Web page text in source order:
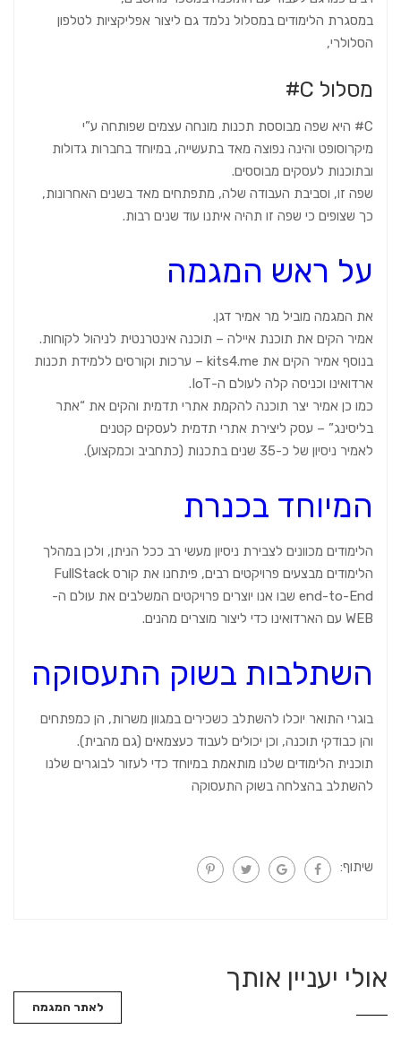
במסגרת הלימודים במסלול נלמד גם ליצור אפליקציות לטלפון
הסלולרי,
מסלול C#
C# היא שפה מבוססת תכנות מונחה עצמים שפותחה ע”י
מיקרוסופט והינה נפוצה מאד בתעשייה, במיוחד בחברות גדולות
ובתוכנות לעסקים מבוססים.
שפה זו, וסביבת העבודה שלה, מתפתחים מאד בשנים האחרונות,
כך שצופים כי שפה זו תהיה איתנו עוד שנים רבות.
על ראש המגמה
את המגמה מוביל מר אמיר דגן.
אמיר הקים את תוכנת איילה – תוכנה אינטרנטית לניהול לקוחות.
בנוסף אמיר הקים את kits4.me – ערכות וקורסים ללמידת תכנות
ארדואינו וכניסה קלה לעולם ה-IoT.
כמו כן אמיר יצר תוכנה להקמת אתרי תדמית והקים את “אתר
בליסינג” – עסק ליצירת אתרי תדמית לעסקים קטנים
לאמיר ניסיון של כ-35 שנים בתכנות (כתחביב וכמקצוע).
המיוחד בכנרת
הלימודים מכוונים לצבירת ניסיון מעשי רב ככל הניתן, ולכן במהלך
הלימודים מבצעים פרויקטים רבים, פיתחנו את קורס FullStack
end-to-End שבו אנו יוצרים פרויקטים המשלבים את עולם ה-
WEB עם הארדואינו כדי ליצור מוצרים מהנים.
השתלבות בשוק התעסוקה
בוגרי התואר יוכלו להשתלב כשכירים במגוון משרות, הן כמפתחים
והן כבודקי תוכנה, וכן יכולים לעבוד כעצמאים (גם מהבית).
תוכנית הלימודים שלנו מותאמת במיוחד כדי לעזור לבוגרים שלנו
להשתלב בהצלחה בשוק התעסוקה
שיתוף:
אולי יעניין אותך
לאתר המגמה